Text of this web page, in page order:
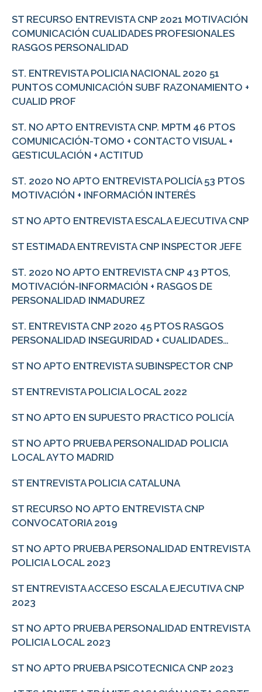
ST RECURSO ENTREVISTA CNP 2021 MOTIVACIÓN
COMUNICACIÓN CUALIDADES PROFESIONALES
RASGOS PERSONALIDAD
ST. ENTREVISTA POLICIA NACIONAL 2020 51
PUNTOS COMUNICACIÓN SUBF RAZONAMIENTO +
CUALID PROF
ST. NO APTO ENTREVISTA CNP. MPTM 46 PTOS
COMUNICACIÓN-TOMO + CONTACTO VISUAL +
GESTICULACIÓN + ACTITUD
ST. 2020 NO APTO ENTREVISTA POLICÍA 53 PTOS
MOTIVACIÓN + INFORMACIÓN INTERÉS
ST NO APTO ENTREVISTA ESCALA EJECUTIVA CNP
ST ESTIMADA ENTREVISTA CNP INSPECTOR JEFE
ST. 2020 NO APTO ENTREVISTA CNP 43 PTOS,
MOTIVACIÓN-INFORMACIÓN + RASGOS DE
PERSONALIDAD INMADUREZ
ST. ENTREVISTA CNP 2020 45 PTOS RASGOS
PERSONALIDAD INSEGURIDAD + CUALIDADES…
ST NO APTO ENTREVISTA SUBINSPECTOR CNP
ST ENTREVISTA POLICIA LOCAL 2022
ST NO APTO EN SUPUESTO PRACTICO POLICÍA
ST NO APTO PRUEBA PERSONALIDAD POLICIA
LOCAL AYTO MADRID
ST ENTREVISTA POLICIA CATALUNA
ST RECURSO NO APTO ENTREVISTA CNP
CONVOCATORIA 2019
ST NO APTO PRUEBA PERSONALIDAD ENTREVISTA
POLICIA LOCAL 2023
ST ENTREVISTA ACCESO ESCALA EJECUTIVA CNP
2023
ST NO APTO PRUEBA PERSONALIDAD ENTREVISTA
POLICIA LOCAL 2023
ST NO APTO PRUEBA PSICOTECNICA CNP 2023